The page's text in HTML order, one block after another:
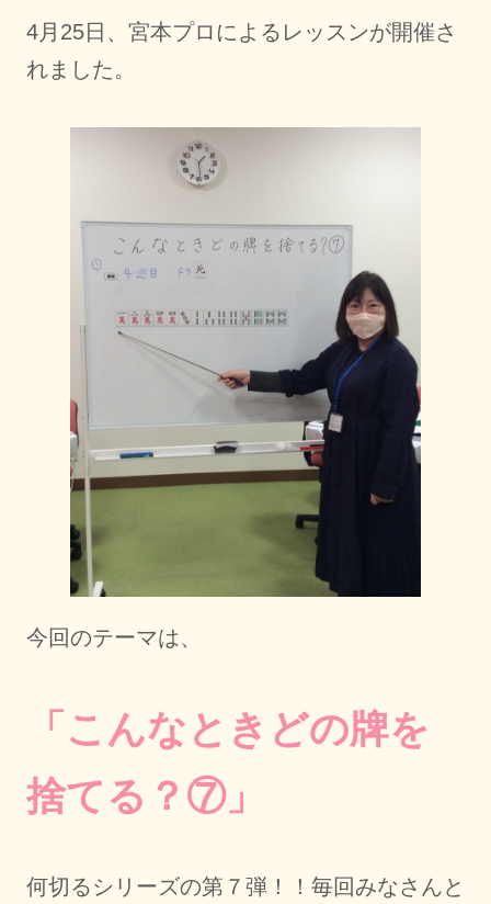
4月25日、宮本プロによるレッスンが開催さ
れました。
今回のテーマは、
「こんなときどの牌を
捨てる？⑦」
何切るシリーズの第７弾！！毎回みなさんと